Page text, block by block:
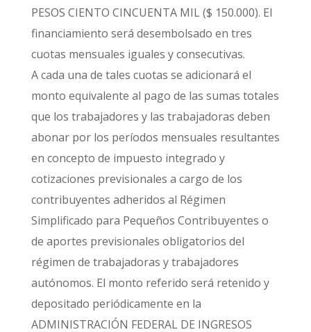
PESOS CIENTO CINCUENTA MIL ($ 150.000). El
financiamiento será desembolsado en tres
cuotas mensuales iguales y consecutivas.
A cada una de tales cuotas se adicionará el
monto equivalente al pago de las sumas totales
que los trabajadores y las trabajadoras deben
abonar por los períodos mensuales resultantes
en concepto de impuesto integrado y
cotizaciones previsionales a cargo de los
contribuyentes adheridos al Régimen
Simplificado para Pequeños Contribuyentes o
de aportes previsionales obligatorios del
régimen de trabajadoras y trabajadores
autónomos. El monto referido será retenido y
depositado periódicamente en la
ADMINISTRACIÓN FEDERAL DE INGRESOS